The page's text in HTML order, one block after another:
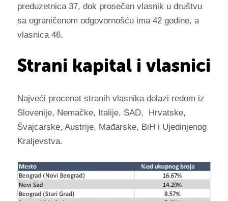
preduzetnica 37, dok prosečan vlasnik u društvu
sa ograničenom odgovornošću ima 42 godine, a
vlasnica 46.
Strani kapital i vlasnici
Najveći procenat stranih vlasnika dolazi redom iz
Slovenije, Nemačke, Italije, SAD, Hrvatske,
Švajcarske, Austrije, Mađarske, BiH i Ujedinjenog
Kraljevstva.